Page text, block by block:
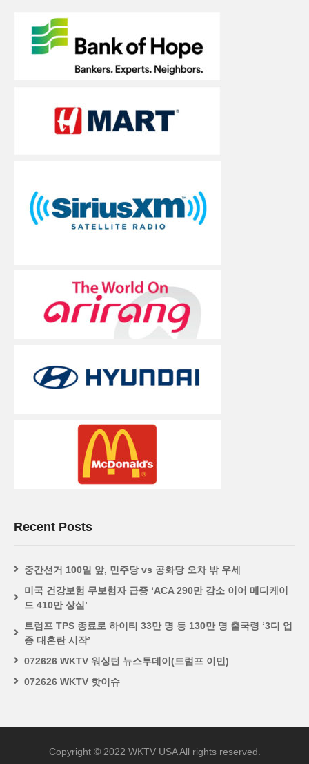
Recent Posts
중간선거 100일 앞, 민주당 vs 공화당 오차 밖 우세
미국 건강보험 무보험자 급증 ‘ACA 290만 감소 이어 메디케이
드 410만 상실’
트럼프 TPS 종료로 하이티 33만 명 등 130만 명 출국령 ‘3디 업
종 대혼란 시작’
072626 WKTV 워싱턴 뉴스투데이(트럼프 이민)
072626 WKTV 핫이슈
Copyright © 2022 WKTV USA All rights reserved.